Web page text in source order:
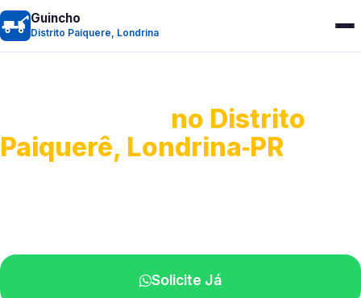
Guincho
Distrito Paiquere, Londrina
no Distrito
Paiquerê, Londrina‑PR
Solicite Já